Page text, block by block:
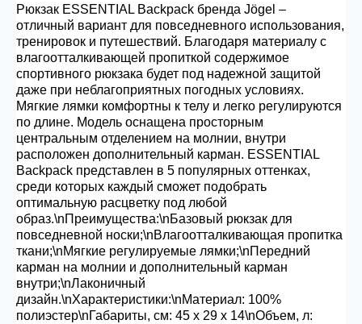
Опт 3(33%) - сумма всех заказов за 6 месяцев
80.000 рублей
Опт 2(36%)- сумма всех заказов за 6 месяцев
200.000 рублей.
Опт 1(38%) -сумма всех заказов за 6 месяцев -
400.000 рублей.
Рюкзак ESSENTIAL Backpack бренда Jögel –
отличный вариант для повседневного использования,
тренировок и путешествий. Благодаря материалу с
влагоотталкивающей пропиткой содержимое
спортивного рюкзака будет под надежной защитой
даже при неблагоприятных погодных условиях.
Мягкие лямки комфортны к телу и легко регулируются
по длине. Модель оснащена просторным
центральным отделением на молнии, внутри
расположен дополнительный карман. ESSENTIAL
Backpack представлен в 5 популярных оттенках,
среди которых каждый сможет подобрать
оптимальную расцветку под любой
образ.\nПреимущества:\nБазовый рюкзак для
повседневной носки;\nВлагоотталкивающая пропитка
ткани;\nМягкие регулируемые лямки;\nПередний
карман на молнии и дополнительный карман
внутри;\nЛаконичный
дизайн.\nХарактеристики:\nМатериал: 100%
полиэстер\nГабариты, см: 45 х 29 х 14\nОбъем, л: